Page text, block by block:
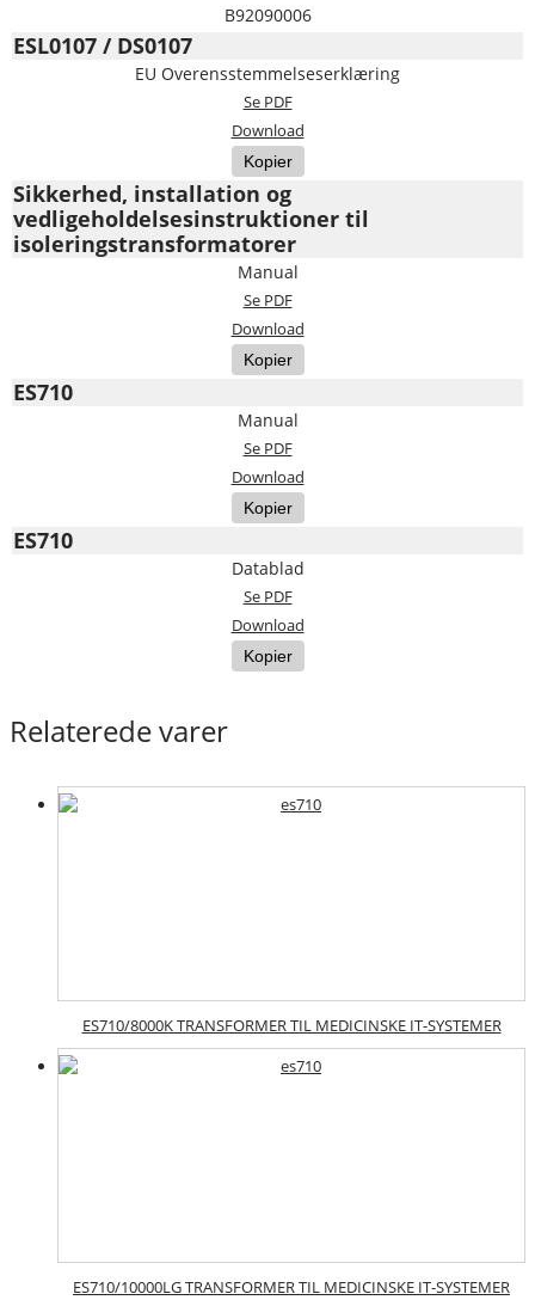
B92090006
ESL0107 / DS0107
EU Overensstemmelseserklæring
Se PDF
Download
Kopier
Sikkerhed, installation og
vedligeholdelsesinstruktioner til
isoleringstransformatorer
Manual
Se PDF
Download
Kopier
ES710
Manual
Se PDF
Download
Kopier
ES710
Datablad
Se PDF
Download
Kopier
Relaterede varer
ES710/8000K TRANSFORMER TIL MEDICINSKE IT-SYSTEMER
ES710/10000LG TRANSFORMER TIL MEDICINSKE IT-SYSTEMER